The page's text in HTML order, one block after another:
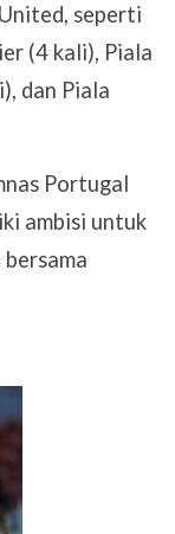
seperti
(4 kali), Piala
dan Piala
Portugal
ambisi untuk